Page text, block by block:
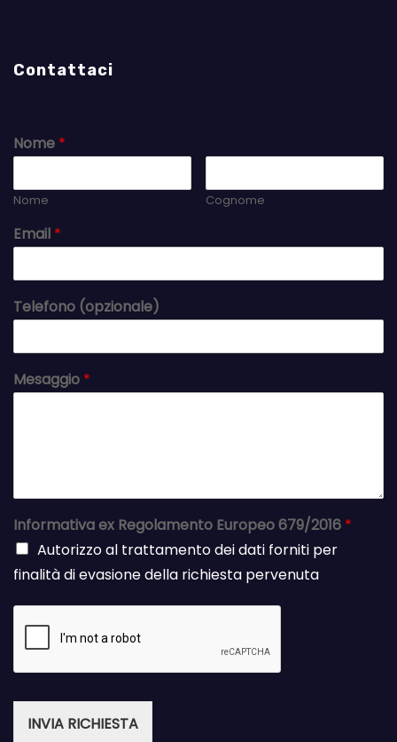
Contattaci
Nome *
Nome Cognome
Email *
Telefono (opzionale)
Mesaggio *
Informativa ex Regolamento Europeo 679/2016 *
Autorizzo al trattamento dei dati forniti per
finalità di evasione della richiesta pervenuta
INVIA RICHIESTA